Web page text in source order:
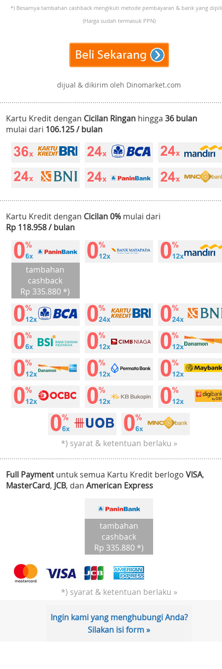
*) Besarnya tambahan cashback mengikuti metode pembayaran & bank yang
(Harga sudah termasuk PPN)
dijual & dikirim oleh Dinomarket.com
Kartu Kredit dengan Cicilan Ringan hingga 36 bulan
mulai dari 106.125 / bulan
Kartu Kredit dengan Cicilan 0% mulai dari
Rp 118.958 / bulan
tambahan
cashback
Rp 335.880 *)
*) syarat & ketentuan berlaku »
Full Payment untuk semua Kartu Kredit berlogo VISA,
MasterCard, JCB, dan American Express
tambahan
cashback
Rp 335.880 *)
*) syarat & ketentuan berlaku »
Ingin kami yang menghubungi Anda?
Silakan isi form »